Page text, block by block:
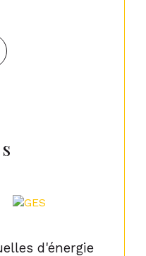
d'énergie